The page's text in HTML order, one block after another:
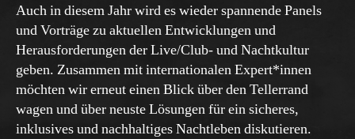
Auch in diesem Jahr wird es wieder spannende Panels
und Vorträge zu aktuellen Entwicklungen und
Herausforderungen der Live/Club- und Nachtkultur
geben. Zusammen mit internationalen Expert*innen
möchten wir erneut einen Blick über den Tellerrand
wagen und über neuste Lösungen für ein sicheres,
inklusives und nachhaltiges Nachtleben diskutieren.